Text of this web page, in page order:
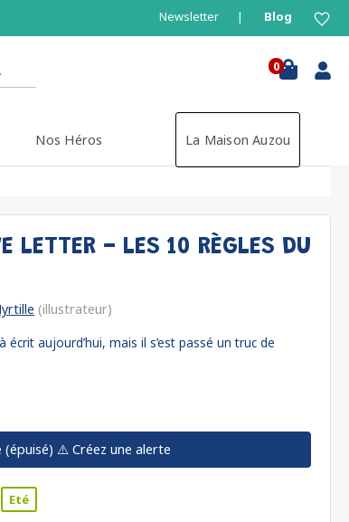
Newsletter Blog
0
Nos Héros La Maison Auzou
LETTER - LES 10 RÈGLES DU
(illustrateur)
écrit aujourd’hui, mais il s’est passé un truc de
(épuisé) ⚠️ Créez une alerte
Eté